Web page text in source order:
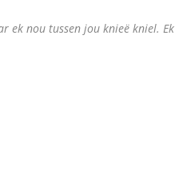
ek nou tussen jou knieë kniel. Ek